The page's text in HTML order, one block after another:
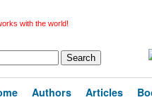
with the world!
Authors Articles